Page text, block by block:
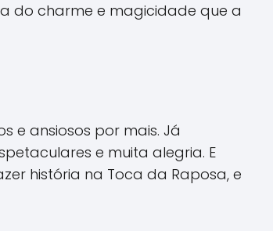
do charme e magicidade que a
e ansiosos por mais. Já
e muita alegria. E
história na Toca da Raposa, e